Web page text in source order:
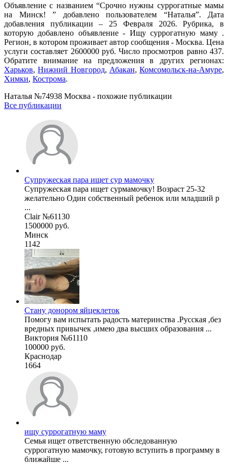
Объявление с названием “Срочно нужны суррогатные мамы
на Минск! ” добавлено пользователем “Наталья”. Дата
добавления публикации – 25 Февраля 2026. Рубрика, в
которую добавлено объявление - Ищу суррогатную маму .
Регион, в котором проживает автор сообщения - Москва. Цена
услуги составляет 2600000 руб. Число просмотров равно 437.
Обратите внимание на предложения в других регионах:
Харьков,Нижний Новгород, Абакан, Комсомольск-на-Амуре,
Химки, Кострома.
Наталья №74938 Москва - похожие публикации
Все публикации
Супружеская пара ищет сур мамочку
Супружеская пара ищет сурмамочку! Возраст 25-32
желательно Один собственный ребенок или младший р
...
Clair №61130
1500000 руб.
Минск
1142
Стану донором яйцеклеток
Помогу вам испытать радость материнства .Русская ,без
вредных привычек ,имею два высших образования ...
Виктория №61110
100000 руб.
Краснодар
1664
ищу суррогатную маму
Семья ищет ответственную обследованную
суррогатную мамочку, готовую вступить в программу в
ближайше ...